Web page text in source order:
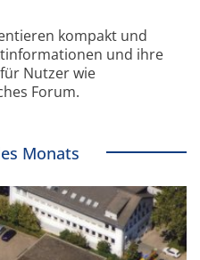
kompakt und
und ihre
Nutzer wie
Forum.
Monats